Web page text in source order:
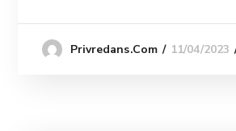
Privredans.com 11/04/2023